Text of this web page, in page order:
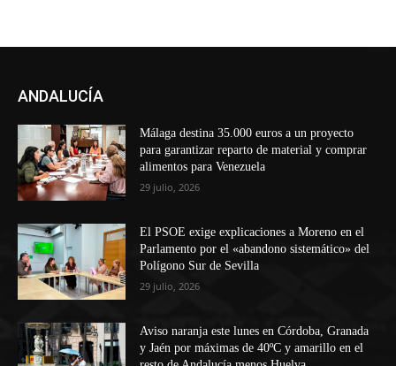
ANDALUCÍA
Málaga destina 35.000 euros a un proyecto
para garantizar reparto de material y comprar
alimentos para Venezuela
29 julio, 2026
El PSOE exige explicaciones a Moreno en el
Parlamento por el «abandono sistemático» del
Polígono Sur de Sevilla
29 julio, 2026
Aviso naranja este lunes en Córdoba, Granada
y Jaén por máximas de 40ºC y amarillo en el